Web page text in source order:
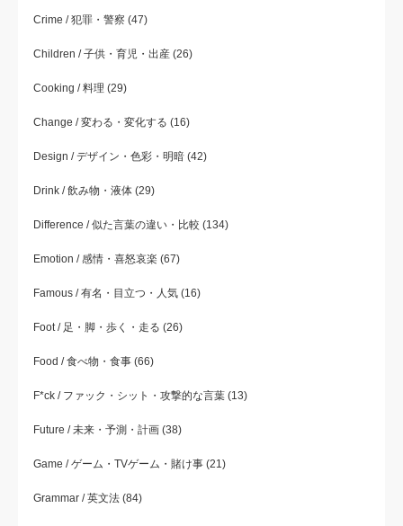
Crime / 犯罪・警察 (47)
Children / 子供・育児・出産 (26)
Cooking / 料理 (29)
Change / 変わる・変化する (16)
Design / デザイン・色彩・明暗 (42)
Drink / 飲み物・液体 (29)
Difference / 似た言葉の違い・比較 (134)
Emotion / 感情・喜怒哀楽 (67)
Famous / 有名・目立つ・人気 (16)
Foot / 足・脚・歩く・走る (26)
Food / 食べ物・食事 (66)
F*ck / ファック・シット・攻撃的な言葉 (13)
Future / 未来・予測・計画 (38)
Game / ゲーム・TVゲーム・賭け事 (21)
Grammar / 英文法 (84)